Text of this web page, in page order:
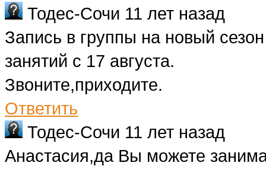
Тодес-Сочи 11 лет назад
Запись в группы на новый
занятий с 17 августа.
Звоните,приходите.
Ответить
Тодес-Сочи 11 лет назад
Анастасия,да Вы можете